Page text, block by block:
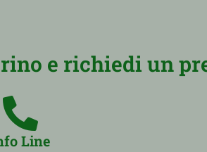
e richiedi un
Line